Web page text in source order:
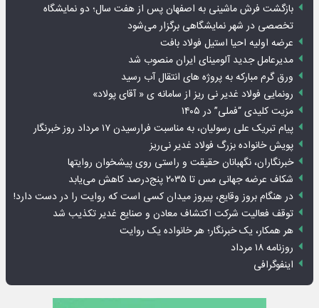
بازگشت فرش ماشینی به اصفهان پس از هفت سال؛ دو نمایشگاه
تخصصی در شهر نمایشگاهی برگزار می‌شود
عرضه اولیه احیا استیل فولاد بافت
مدیرعامل جدید آلومینای ایران منصوب شد
ورق گرم مبارکه به پروژه های انتقال آب رسید
رونمایی فولاد غدیر نی ریز از سامانه ی « آقای پولاد»
مزیت کلیدی “فملی” در ۱۴۰۵
پیام تبریک علی رسولیان، به مناسبت فرارسیدن ۱۷ مرداد روز خبرنگار
پویش خانواده بزرگ فولاد غدیر نی‌ریز
خبرنگاران، نگهبانان حقیقت و راستی روی پیشخوان روایت­ها
شکاف عرضه جهانی مس تا ۲۰۳۵ پنج‌درصد کاهش می‌یابد
در هنگام بروز وقایع، پیروز میدان کسی است که روایت را در دست دارد!
توقف فعالیت شرکت اکتشاف معادن و صنایع غدیر تکذیب شد
هر همکار، یک خبرنگار؛ هر خانواده یک روایت
روزنامه ۱۸ مرداد
اینفوگرافی